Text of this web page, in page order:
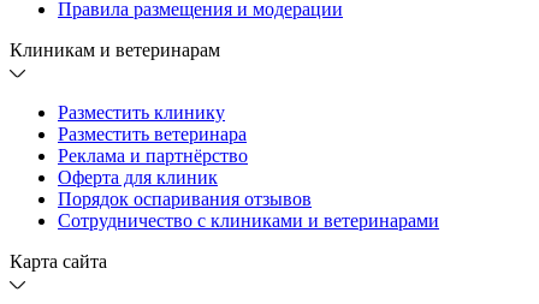
Правила размещения и модерации
Клиникам и ветеринарам
Разместить клинику
Разместить ветеринара
Реклама и партнёрство
Оферта для клиник
Порядок оспаривания отзывов
Сотрудничество с клиниками и ветеринарами
Карта сайта